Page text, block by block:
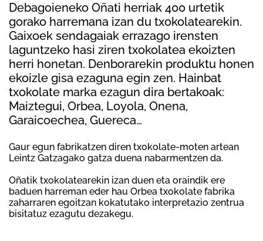
Debagoieneko Oñati herriak 400 urtetik
gorako harremana izan du txokolatearekin.
Gaixoek sendagaiak errazago irensten
laguntzeko hasi ziren txokolatea ekoizten
herri honetan. Denborarekin produktu honen
ekoizle gisa ezaguna egin zen. Hainbat
txokolate marka ezagun dira bertakoak:
Maiztegui, Orbea, Loyola, Onena,
Garaicoechea, Guereca…
Gaur egun fabrikatzen diren txokolate-moten artean
Leintz Gatzagako gatza duena nabarmentzen da.
Oñatik txokolatearekin izan duen eta oraindik ere
baduen harreman eder hau Orbea txokolate fabrika
zaharraren egoitzan kokatutako interpretazio zentrua
bisitatuz ezagutu dezakegu.